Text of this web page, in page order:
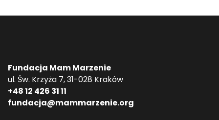
Fundacja Mam Marzenie
ul. Św. Krzyża 7, 31-028 Kraków
+48 12 426 31 11
fundacja@mammarzenie.org